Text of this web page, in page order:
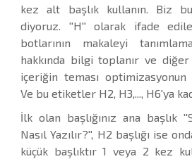
kez alt başlık kullanın. Biz
diyoruz. ''H'' olarak ifade
botlarının makaleyi
hakkında bilgi toplanır ve
içeriğin teması optimizasyonun
Ve bu etiketler H2, H3,..., H6'ya
İlk olan başlığınız ana başlık
Nasıl Yazılır?'', H2 başlığı ise
küçük başlıktır 1 veya 2 kez